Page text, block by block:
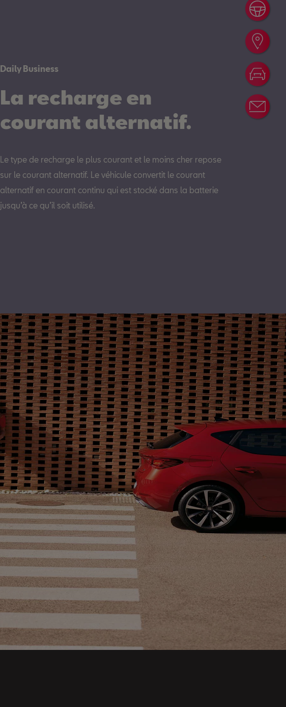
Daily Business
La recharge en
courant alternatif.
Le type de recharge le plus courant et le moins cher repose
sur le courant alternatif. Le véhicule convertit le courant
alternatif en courant continu qui est stocké dans la batterie
jusqu’à ce qu’il soit utilisé.